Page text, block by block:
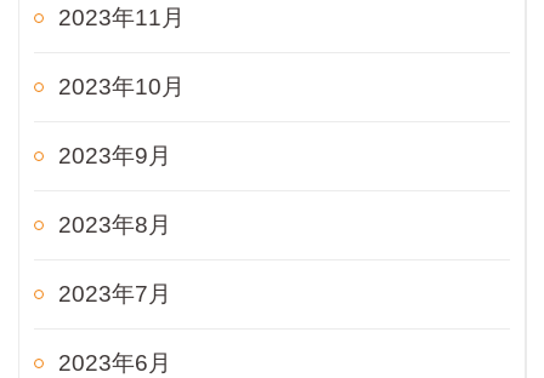
2023年11月
2023年10月
2023年9月
2023年8月
2023年7月
2023年6月